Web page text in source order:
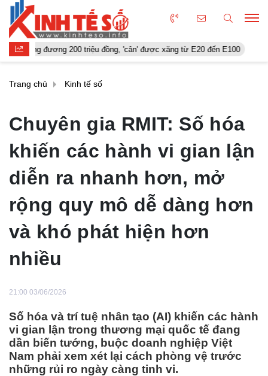
200 triệu đồng, 'cân' được xăng từ E20 đến E100
Trang chủ Kinh tế số
Chuyên gia RMIT: Số hóa
khiến các hành vi gian lận
diễn ra nhanh hơn, mở
rộng quy mô dễ dàng hơn
và khó phát hiện hơn
nhiều
21:00 03/06/2026
Số hóa và trí tuệ nhân tạo (AI) khiến các hành
vi gian lận trong thương mại quốc tế đang
dần biến tướng, buộc doanh nghiệp Việt
Nam phải xem xét lại cách phòng vệ trước
những rủi ro ngày càng tinh vi.